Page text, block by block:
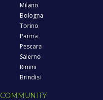
Milano
Bologna
Torino
Parma
Pescara
Salerno
Rimini
Brindisi
COMMUNITY